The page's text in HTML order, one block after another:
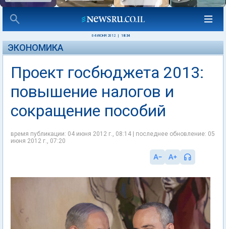
04 ИЮНЯ 2012 18:34
ЭКОНОМИКА
Проект госбюджета 2013:
повышение налогов и
сокращение пособий
время публикации: 04 июня 2012 г., 08:14 | последнее обновление: 05
июня 2012 г., 07:20